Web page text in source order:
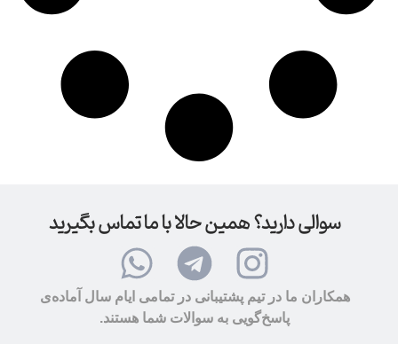
سوالی دارید؟ همین حالا با ما تماس بگیرید
همکاران ما در تیم پشتیبانی در تمامی ایام سال آماده‌ی
پاسخ‌گویی به سوالات شما هستند.